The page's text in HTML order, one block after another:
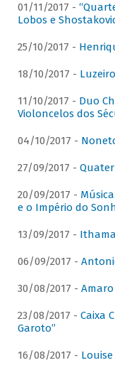
01/11/2017 -
Lobos e
25/10/2017 -
18/10/2017 - Luzeiro
11/10/2017 - Duo
Violoncelos dos
04/10/2017 -
27/09/2017 -
20/09/2017 -
e o Império do
13/09/2017 -
06/09/2017 -
30/08/2017 - Amaro
23/08/2017 - Caixa
Garoto”
16/08/2017 - Louise